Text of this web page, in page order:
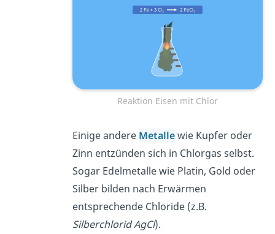
Reaktion Eisen mit Chlor
Einige andere Metallewie Kupfer oder
Zinn entzünden sich in Chlorgas selbst.
Sogar Edelmetalle wie Platin, Gold oder
Silber bilden nach Erwärmen
entsprechende Chloride (z.B.
Silberchlorid AgCl).